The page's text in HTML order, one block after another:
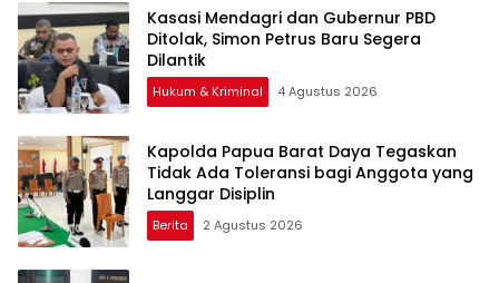
Kasasi Mendagri dan Gubernur PBD
Ditolak, Simon Petrus Baru Segera
Dilantik
Hukum & Kriminal 4 Agustus 2026
Kapolda Papua Barat Daya Tegaskan
Tidak Ada Toleransi bagi Anggota yang
Langgar Disiplin
Berita 2 Agustus 2026